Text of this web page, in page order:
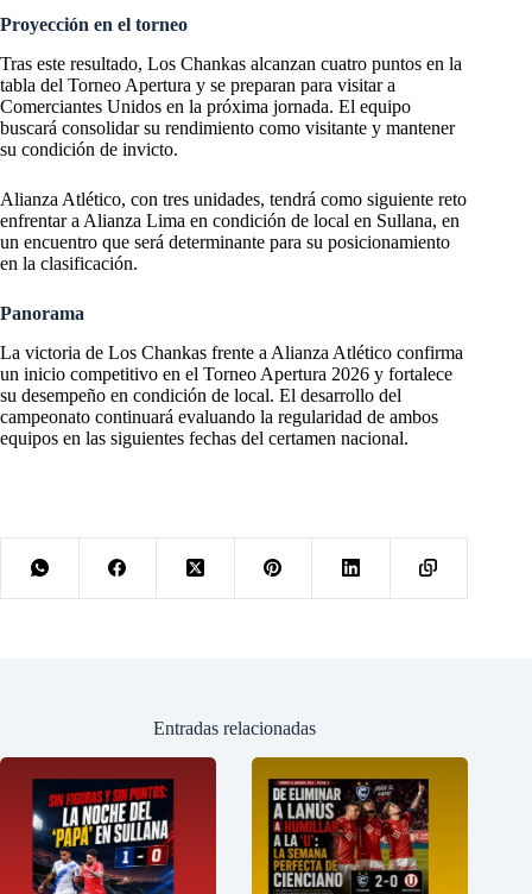
Proyección en el torneo
Tras este resultado, Los Chankas alcanzan cuatro puntos en la
tabla del Torneo Apertura y se preparan para visitar a
Comerciantes Unidos en la próxima jornada. El equipo
buscará consolidar su rendimiento como visitante y mantener
su condición de invicto.
Alianza Atlético, con tres unidades, tendrá como siguiente reto
enfrentar a Alianza Lima en condición de local en Sullana, en
un encuentro que será determinante para su posicionamiento
en la clasificación.
Panorama
La victoria de Los Chankas frente a Alianza Atlético confirma
un inicio competitivo en el Torneo Apertura 2026 y fortalece
su desempeño en condición de local. El desarrollo del
campeonato continuará evaluando la regularidad de ambos
equipos en las siguientes fechas del certamen nacional.
Entradas relacionadas